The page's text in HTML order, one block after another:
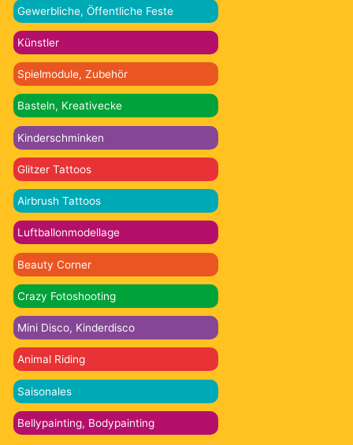
Gewerbliche, Öffentliche Feste
Künstler
Spielmodule, Zubehör
Basteln, Kreativecke
Kinderschminken
Glitzer Tattoos
Airbrush Tattoos
Luftballonmodellage
Beauty Corner
Crazy Fotoshooting
Mini Disco, Kinderdisco
Animal Riding
Saisonales
Bellypainting, Bodypainting